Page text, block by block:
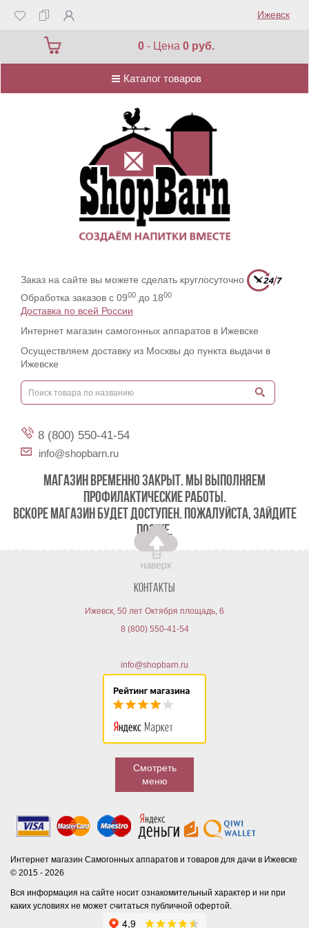
Ижевск
0 - Цена0 руб.
Каталог товаров
Каталог товаров
Заказ на сайте вы можете сделать круглосуточно
Обработка заказов с 0900 до 1800
Доставка по всей России
Интернет магазин самогонных аппаратов в Ижевске
Осуществляем доставку из Москвы до пункта выдачи в
Ижевске
8 (800) 550-41-54
info@shopbarn.ru
МАГАЗИН ВРЕМЕННО ЗАКРЫТ. МЫ ВЫПОЛНЯЕМ
ПРОФИЛАКТИЧЕСКИЕ РАБОТЫ.
ВСКОРЕ МАГАЗИН БУДЕТ ДОСТУПЕН. ПОЖАЛУЙСТА, ЗАЙДИТЕ
ПОЗЖЕ.
Контакты
Ижевск, 50 лет Октября площадь, 6
8 (800) 550-41-54
info@shopbarn.ru
Смотреть
меню
Интернет магазин Самогонных аппаратов и товаров для дачи в Ижевске
© 2015 - 2026
Вся информация на сайте носит ознакомительный характер и ни при
каких условиях не может считаться публичной офертой.